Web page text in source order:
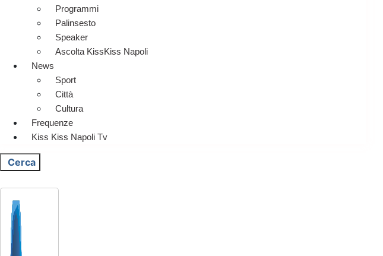
Programmi
Palinsesto
Speaker
Ascolta KissKiss Napoli
News
Sport
Città
Cultura
Frequenze
Kiss Kiss Napoli Tv
Cerca